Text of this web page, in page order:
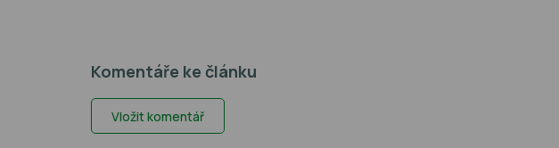
Komentáře ke článku
Vložit komentář